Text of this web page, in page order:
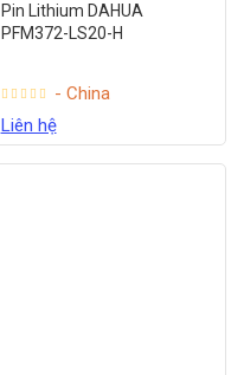
Pin Lithium DAHUA
PFM372-LS20-H
- China
Liên hệ